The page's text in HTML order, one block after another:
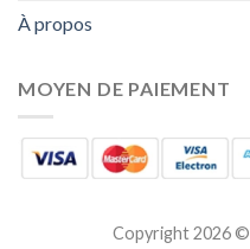
À propos
MOYEN DE PAIEMENT
Copyright 2026 ©